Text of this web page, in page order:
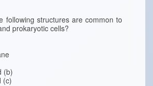
following structures are common to
prokaryotic cells?
(b)
(c)